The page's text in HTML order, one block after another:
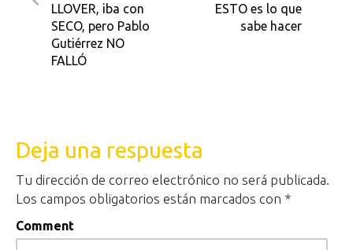
LLOVER, iba con
SECO, pero Pablo
Gutiérrez NO
FALLÓ
ESTO es lo que
sabe hacer
Deja una respuesta
Tu dirección de correo electrónico no será publicada.
Los campos obligatorios están marcados con *
Comment